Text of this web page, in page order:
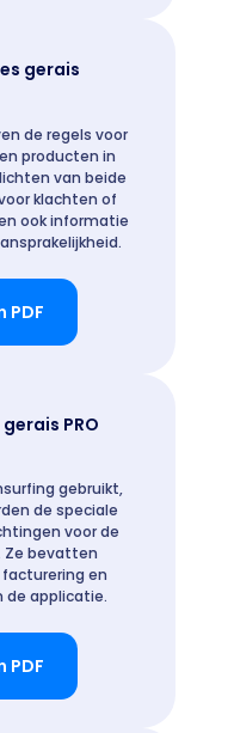
gerais
de regels voor
producten in
van beide
klachten of
ook informatie
PDF
PRO
gebruikt,
de speciale
voor de
Ze bevatten
en
de applicatie.
PDF